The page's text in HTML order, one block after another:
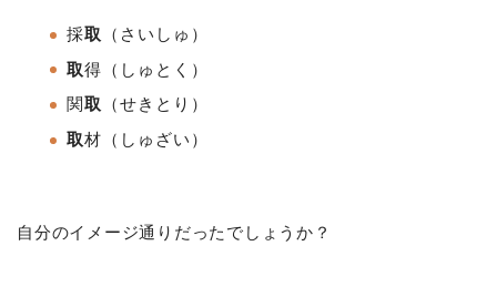
採取
（さいしゅ）
取得（しゅとく）
関取
（せきとり）
取材（しゅざい）
自分のイメージ通りだったでしょうか？